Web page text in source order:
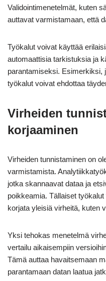
Validointimenetelmät, kuten
auttavat varmistamaan, että
Työkalut voivat käyttää
automaattisia tarkistuksia ja
parantamiseksi. Esimerkiksi,
työkalut voivat ehdottaa
Virheiden
korjaaminen
Virheiden tunnistaminen on
varmistamista.
jotka skannaavat dataa ja
poikkeamia. Tällaiset
korjata yleisiä virheitä, kuten
Yksi tehokas menetelmä
vertailu aikaisempiin
Tämä auttaa havaitsemaan
parantamaan datan laatua